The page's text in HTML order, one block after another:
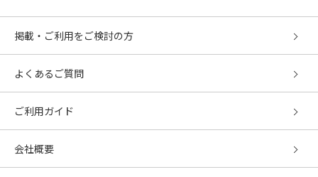
掲載・ご利用をご検討の方
よくあるご質問
ご利用ガイド
会社概要